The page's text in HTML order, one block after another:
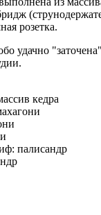
розетка.
удачно
кедра
палисандр